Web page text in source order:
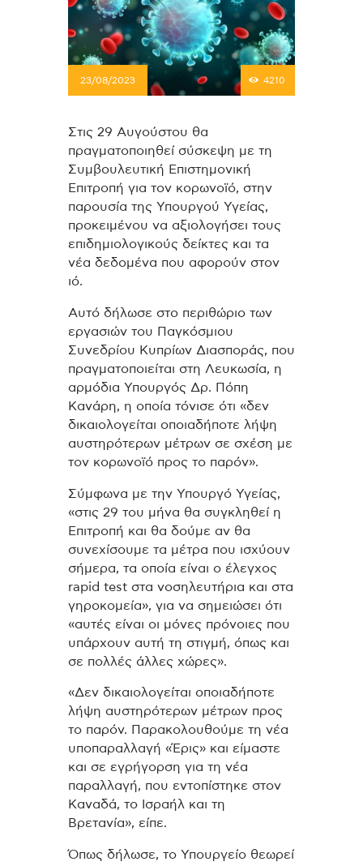
23/08/2023 4210
Στις 29 Αυγούστου θα
πραγματοποιηθεί σύσκεψη με τη
Συμβουλευτική Επιστημονική
Επιτροπή για τον κορωνοϊό, στην
παρουσία της Υπουργού Υγείας,
προκειμένου να αξιολογήσει τους
επιδημιολογικούς δείκτες και τα
νέα δεδομένα που αφορούν στον
ιό.
Αυτό δήλωσε στο περιθώριο των
εργασιών του Παγκόσμιου
Συνεδρίου Κυπρίων Διασποράς, που
πραγματοποιείται στη Λευκωσία, η
αρμόδια Υπουργός Δρ. Πόπη
Κανάρη, η οποία τόνισε ότι «δεν
δικαιολογείται οποιαδήποτε λήψη
αυστηρότερων μέτρων σε σχέση με
τον κορωνοϊό προς το παρόν».
Σύμφωνα με την Υπουργό Υγείας,
«στις 29 του μήνα θα συγκληθεί η
Επιτροπή και θα δούμε αν θα
συνεχίσουμε τα μέτρα που ισχύουν
σήμερα, τα οποία είναι ο έλεγχος
rapid test στα νοσηλευτήρια και στα
γηροκομεία», για να σημειώσει ότι
«αυτές είναι οι μόνες πρόνοιες που
υπάρχουν αυτή τη στιγμή, όπως και
σε πολλές άλλες χώρες».
«Δεν δικαιολογείται οποιαδήποτε
λήψη αυστηρότερων μέτρων προς
το παρόν. Παρακολουθούμε τη νέα
υποπαραλλαγή «Έρις» και είμαστε
και σε εγρήγορση για τη νέα
παραλλαγή, που εντοπίστηκε στον
Καναδά, το Ισραήλ και τη
Βρετανία», είπε.
Όπως δήλωσε, το Υπουργείο θεωρεί